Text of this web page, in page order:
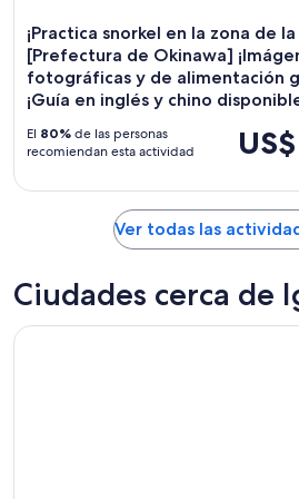
ago
¡Practica snorkel en la zona de
[Prefectura de Okinawa]
fotográficas y de alimentación
¡Guía en inglés y chino
El 80% de las personas
recomiendan esta actividad
Ver todas las
Ciudades cerca de